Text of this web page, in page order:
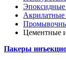
Эпоксидные
Цементные
Пакеры